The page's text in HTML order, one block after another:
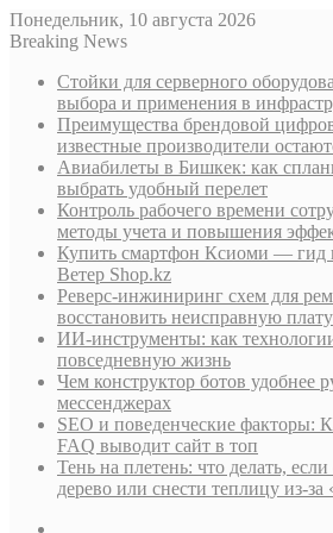
Понедельник, 10 августа 2026
Breaking News
Стойки для серверного
выбора и применения в
Преимущества брендовой
известные производители
Авиабилеты в Бишкек: как
выбрать удобный перелет
Контроль рабочего времени
методы учета и повышения
Купить смартфон Ксиоми — гид
Ветер Shop.kz
Реверс-инжиниринг схем для
восстановить неисправную плату
ИИ-инструменты: как
повседневную жизнь
Чем конструктор ботов удобнее
мессенджерах
SEO и поведенческие факторы:
FAQ выводит сайт в топ
Тень на плетень: что делать,
дерево или снести теплицу из-за